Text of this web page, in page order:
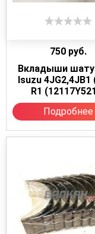
750 руб.
Вкладыши
Isuzu 4JG2,4JB1
R1
Подробнее